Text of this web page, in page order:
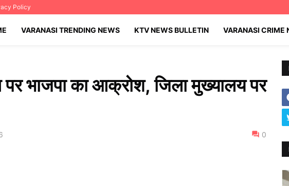
Policy
VARANASI TRENDING NEWS KTV NEWS BULLETIN VARANASI CRIME
भाजपा का आक्रोश, जिला मुख्यालय पर
0